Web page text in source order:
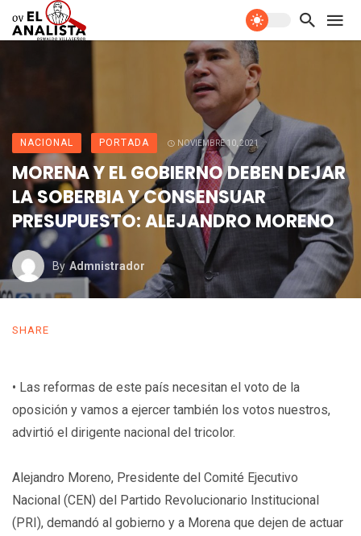
NACIONAL PORTADA NOVIEMBRE 10, 2021
MORENA Y EL GOBIERNO DEBEN DEJAR
LA SOBERBIA Y CONSENSUAR
PRESUPUESTO: ALEJANDRO MORENO
By Admnistrador
SHARE
• Las reformas de este país necesitan el voto de la
oposición y vamos a ejercer también los votos nuestros,
advirtió el dirigente nacional del tricolor.
Alejandro Moreno, Presidente del Comité Ejecutivo
Nacional (CEN) del Partido Revolucionario Institucional
(PRI), demandó al gobierno y a Morena que dejen de actuar